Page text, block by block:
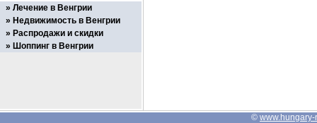
Лечение в Венгрии
Недвижимость в Венгрии
Распродажи и скидки
Шоппинг в Венгрии
© www.hungary-